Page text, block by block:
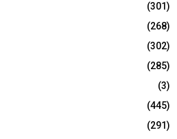
(301)
(268)
(302)
(285)
(3)
(445)
(291)